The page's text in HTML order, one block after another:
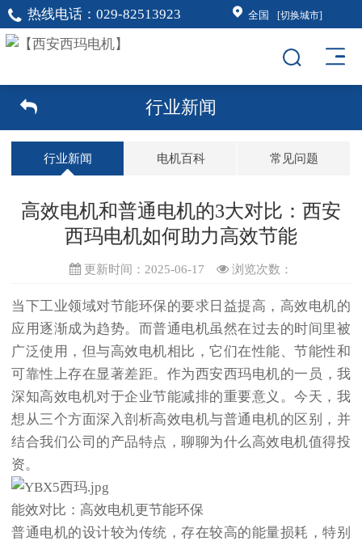
热线电话： 029-82513923 全国 [切换城市]
行业新闻
行业新闻 电机百科 常见问题
高效电机和普通电机的3大对比：西安
西玛电机如何助力高效节能
更新时间：2025-06-17 浏览次数：
当下工业领域对节能环保的要求日益提高，高效电机的
应用逐渐成为趋势。而普通电机虽然在过去的时间里被
广泛使用，但与高效电机相比，它们在性能、节能性和
可靠性上存在显著差距。作为西安西玛电机的一员，我
深知高效电机对于企业节能减排的重要意义。今天，我
想从三个方面深入剖析高效电机与普通电机的区别，并
结合我们公司的产品特点，聊聊为什么高效电机值得投
资。
能效对比：高效电机更节能环保
普通电机的设计较为传统，存在较高的能量损耗，特别